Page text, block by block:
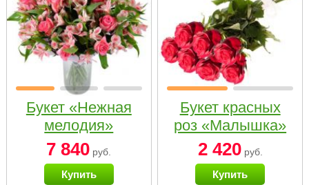
Букет «Нежная
мелодия»
7 840 руб.
Купить
Букет красных
роз «Малышка»
2 420руб.
Купить